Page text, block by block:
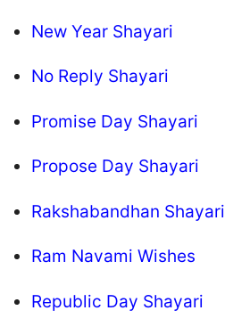
New Year Shayari
No Reply Shayari
Promise Day Shayari
Propose Day Shayari
Rakshabandhan Shayari
Ram Navami Wishes
Republic Day Shayari